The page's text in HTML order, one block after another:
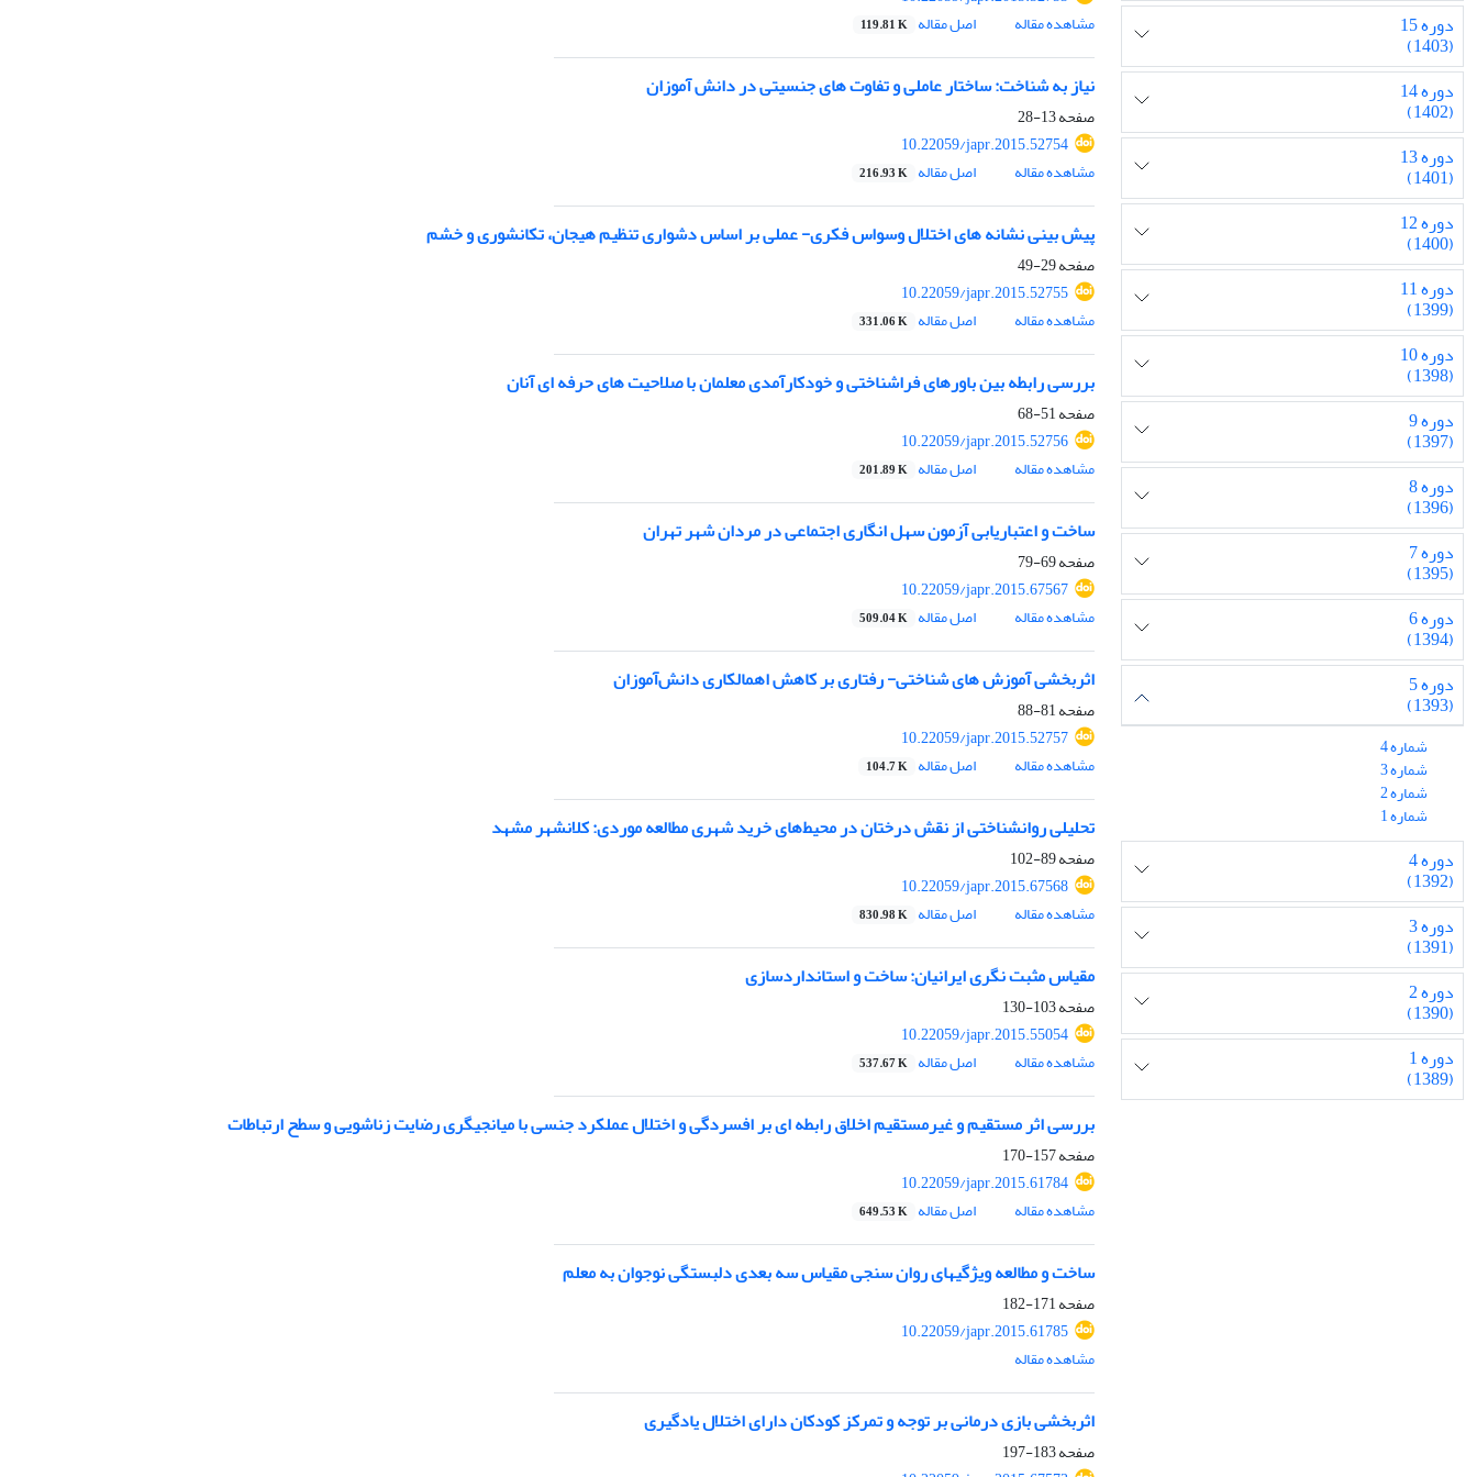
دوره 15
(1403)
دوره 14
(1402)
دوره 13
(1401)
دوره 12
(1400)
دوره 11
(1399)
دوره 10
(1398)
دوره 9
(1397)
دوره 8
(1396)
دوره 7
(1395)
دوره 6
(1394)
دوره 5
(1393)
شماره 4
شماره 3
شماره 2
شماره 1
دوره 4
(1392)
دوره 3
(1391)
دوره 2
(1390)
دوره 1
(1389)
مشاهده مقاله
اصل مقاله 119.81 K
نیاز به شناخت: ساختار عاملی و تفاوت های جنسیتی در دانش آموزان
صفحه13-28
10.22059/japr.2015.52754
مشاهده مقاله
اصل مقاله 216.93 K
پیش بینی نشانه های اختلال وسواس فکری- عملی بر اساس دشواری تنظیم هیجان، تکانشوری و خشم
صفحه29-49
10.22059/japr.2015.52755
مشاهده مقاله
اصل مقاله 331.06 K
بررسی رابطه بین باورهای فراشناختی و خودکارآمدی معلمان با صلاحیت های حرفه ای آنان
صفحه51-68
10.22059/japr.2015.52756
مشاهده مقاله
اصل مقاله 201.89 K
ساخت و اعتباریابی آزمون سهل انگاری اجتماعی در مردان شهر تهران
صفحه69-79
10.22059/japr.2015.67567
مشاهده مقاله
اصل مقاله 509.04 K
اثربخشی آموزش‌ های شناختی- رفتاری بر کاهش اهمالکاری دانش‌آموزان
صفحه81-88
10.22059/japr.2015.52757
مشاهده مقاله
اصل مقاله 104.7 K
تحلیلی روانشناختی از نقش درختان در محیط‌های خرید شهری مطالعه موردی: کلانشهر مشهد
صفحه89-102
10.22059/japr.2015.67568
مشاهده مقاله
اصل مقاله 830.98 K
مقیاس مثبت نگری ایرانیان: ساخت و استانداردسازی
صفحه103-130
10.22059/japr.2015.55054
مشاهده مقاله
اصل مقاله 537.67 K
بررسی اثر مستقیم و غیرمستقیم اخلاق رابطه ای بر افسردگی و اختلال عملکرد جنسی با میانجیگری رضایت زناشویی و سطح ارتباطات
صفحه157-170
10.22059/japr.2015.61784
مشاهده مقاله
اصل مقاله 649.53 K
ساخت و مطالعه ویژگیهای روان سنجی مقیاس سه بعدی دلبستگی نوجوان به معلم
صفحه171-182
10.22059/japr.2015.61785
مشاهده مقاله
اثربخشی بازی درمانی بر توجه و تمرکز کودکان دارای اختلال یادگیری
صفحه183-197